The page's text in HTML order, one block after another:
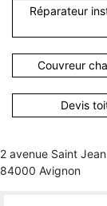
Réparateur
Couvreur
Devis
2 avenue Saint Jean
84000 Avignon